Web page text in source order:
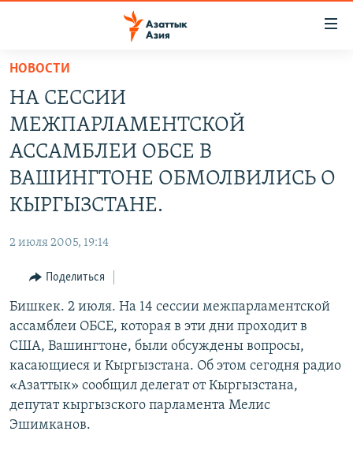
Вернуться
основному
содержанию
Вернутся
главной
навигации
КЫРГЫЗСТАН
УЗБЕКИСТАН
ТАДЖИКИСТАН
ВОЙНА В УКРАИНЕ
НА ДРУГИХ ЯЗЫКАХ
ҚАЗАҚША
ТОҶИКӢ
TÜRKMENÇE
ПОДПИШИТЕСЬ НА НАС В СОЦСЕТЯХ
Все сайты РСЕ/РС
НОВОСТИ
НА СЕССИИ
МЕЖПАРЛАМЕНТСКОЙ
АССАМБЛЕИ ОБСЕ В
ВАШИНГТОНЕ ОБМОЛВИЛИСЬ О
КЫРГЫЗСТАНЕ.
2 июля 2005, 19:14
Поделиться
Бишкек. 2 июля. На 14 сессии межпарламентской
ассамблеи ОБСЕ, которая в эти дни проходит в
США, Вашингтоне, были обсуждены вопросы,
касающиеся и Кыргызстана. Об этом сегодня радио
«Азаттык» сообщил делегат от Кыргызстана,
депутат кыргызского парламента Мелис
Эшимканов.